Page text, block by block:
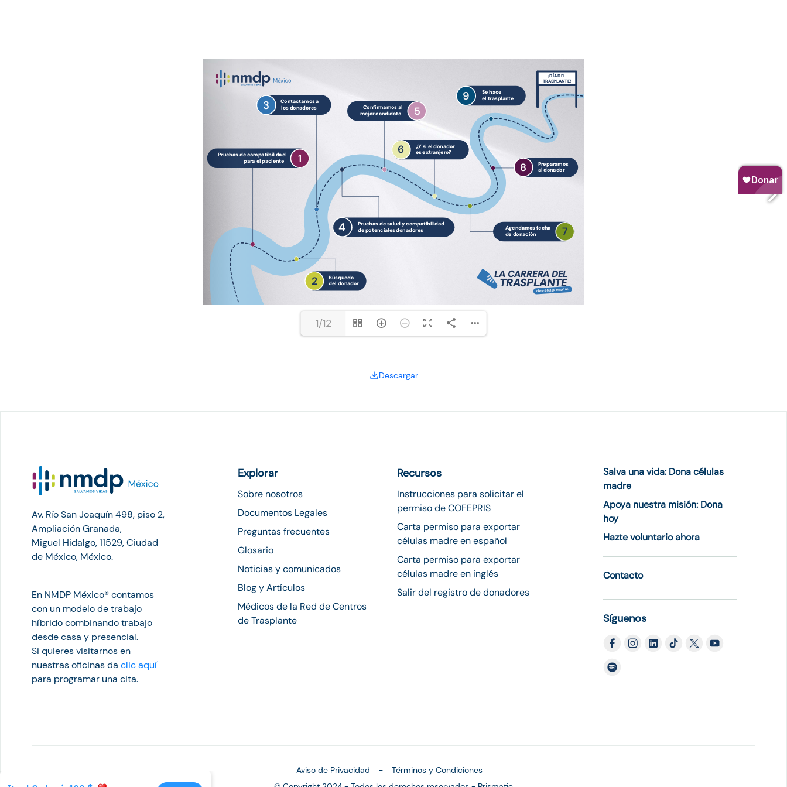
1/12
Descargar
Av. Río San Joaquín 498, piso 2,
Ampliación Granada,
Miguel Hidalgo, 11529, Ciudad
de México, México.
En NMDP México®︎ contamos
con un modelo de trabajo
híbrido combinando trabajo
desde casa y presencial.
Si quieres visitarnos en
nuestras oficinas da clic aquí
para programar una cita.
Explorar
Sobre nosotros
Documentos Legales
Preguntas frecuentes
Glosario
Noticias y comunicados
Blog y Artículos
Médicos de la Red de Centros
de Trasplante
Recursos
Instrucciones para solicitar el
permiso de COFEPRIS
Carta permiso para exportar
células madre en español
Carta permiso para exportar
células madre en inglés
Salir del registro de donadores
Salva una vida: Dona células
madre
Apoya nuestra misión: Dona
hoy
Hazte voluntario ahora
Contacto
Síguenos
Aviso de Privacidad
Términos y Condiciones